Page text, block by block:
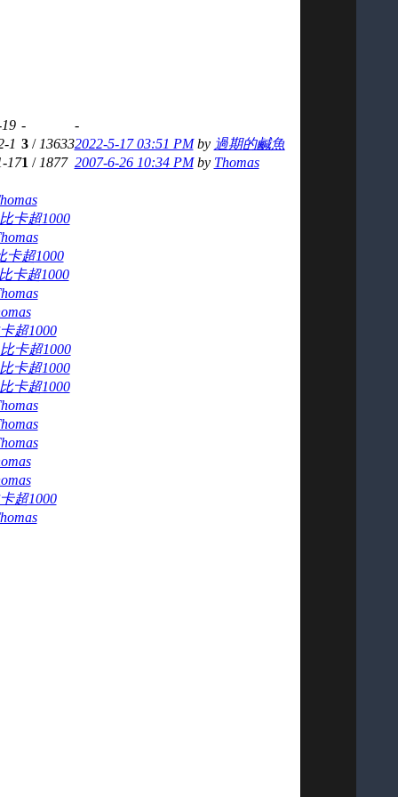
-
-
1 3/ 136332022-5-17 03:51 PM by 過期的鹹魚
171 / 1877 2007-6-26 10:34 PM by Thomas
卡超1000
卡超1000
卡超1000
超1000
比卡超1000
卡超1000
卡超1000
超1000